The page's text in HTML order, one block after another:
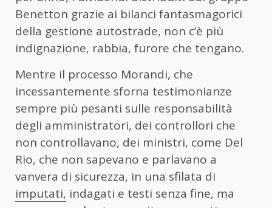
Benetton grazie ai bilanci fantasmagorici
della gestione autostrade, non c’è più
indignazione, rabbia, furore che tengano.
Mentre il processo Morandi, che
incessantemente sforna testimonianze
sempre più pesanti sulle responsabilità
degli amministratori, dei controllori che
non controllavano, dei ministri, come Del
Rio, che non sapevano e parlavano a
vanvera di sicurezza, in una sfilata di
imputati, indagati e testi senza fine, ma